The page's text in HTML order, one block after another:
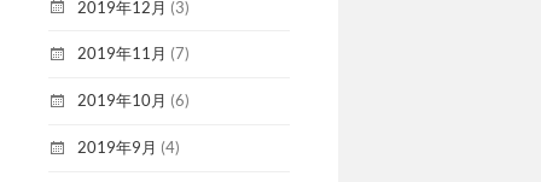
2019年12月 (3)
2019年11月 (7)
2019年10月 (6)
2019年9月 (4)